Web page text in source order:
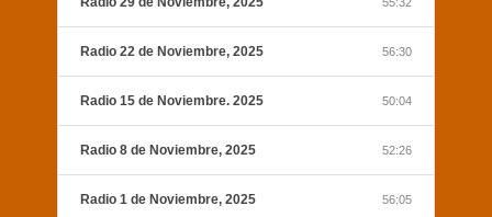
Radio 22 de Noviembre, 2025 56:30
Radio 15 de Noviembre. 2025 50:04
Radio 8 de Noviembre, 2025 52:26
Radio 1 de Noviembre, 2025 56:05